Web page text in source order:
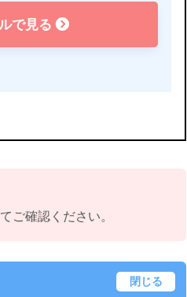
で見る
ご確認ください。
閉じる